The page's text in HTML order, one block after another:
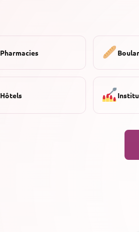
Pharmacies
Hôtels